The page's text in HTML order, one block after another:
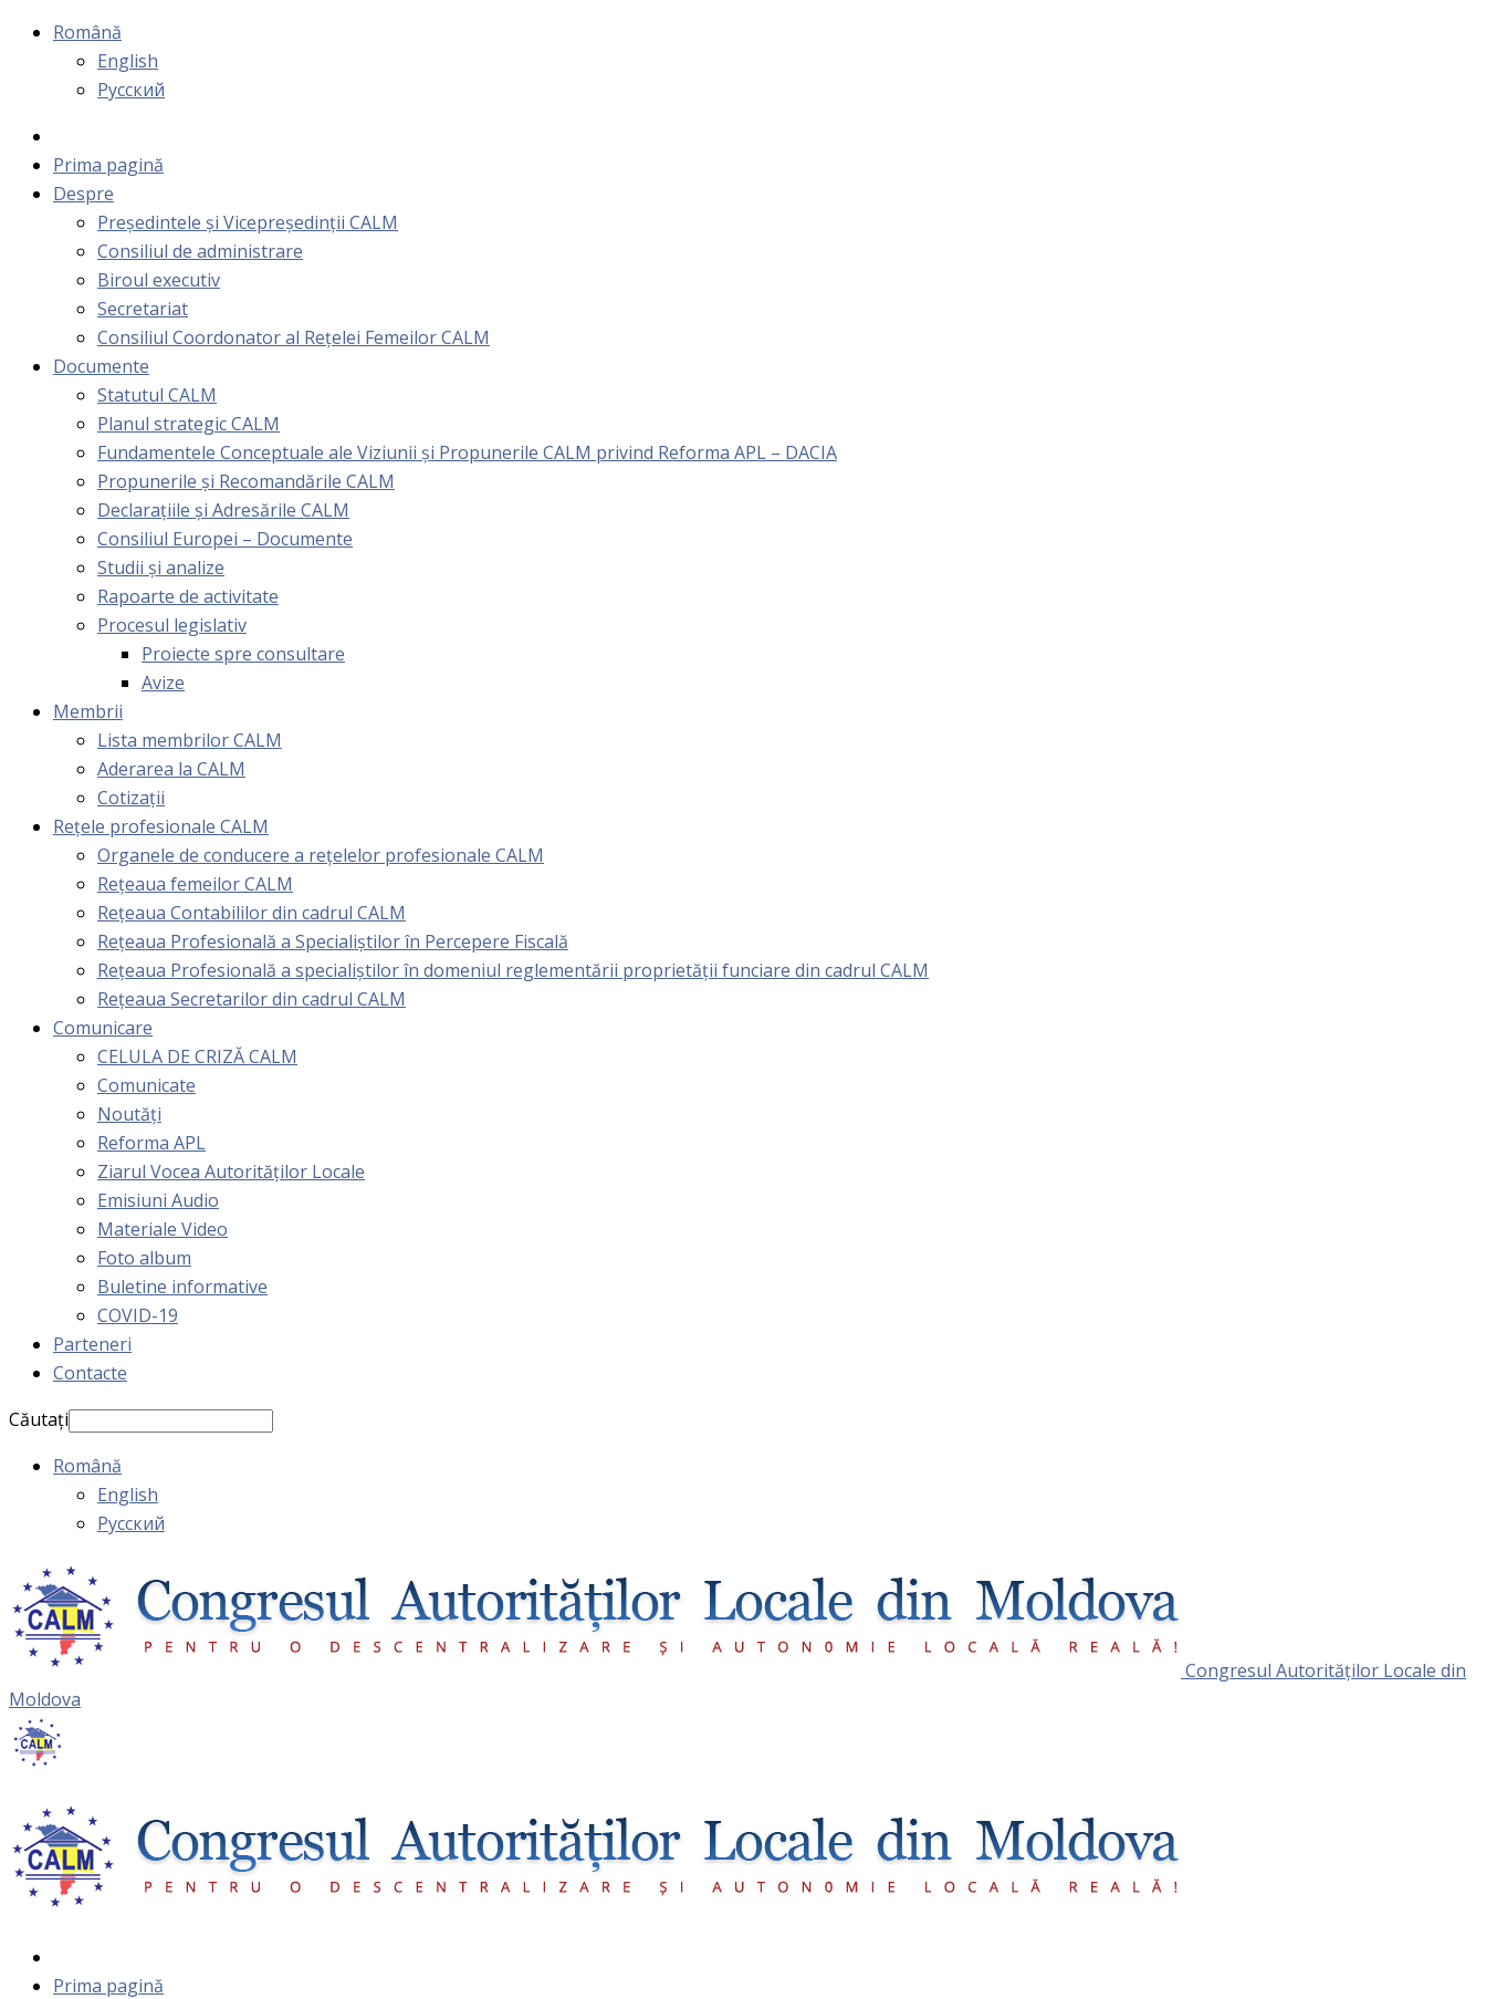
Română
English
Русский
Prima pagină
Despre
Președintele și Vicepreședinții CALM
Consiliul de administrare
Biroul executiv
Secretariat
Consiliul Coordonator al Rețelei Femeilor CALM
Documente
Statutul CALM
Planul strategic CALM
Fundamentele Conceptuale ale Viziunii și Propunerile CALM privind Reforma APL – DACIA
Propunerile și Recomandările CALM
Declarațiile și Adresările CALM
Consiliul Europei – Documente
Studii și analize
Rapoarte de activitate
Procesul legislativ
Proiecte spre consultare
Avize
Membrii
Lista membrilor CALM
Aderarea la CALM
Cotizaţii
Rețele profesionale CALM
Organele de conducere a rețelelor profesionale CALM
Rețeaua femeilor CALM
Rețeaua Contabililor din cadrul CALM
Rețeaua Profesională a Specialiștilor în Percepere Fiscală
Reţeaua Profesională a specialiştilor în domeniul reglementării proprietăţii funciare din cadrul CALM
Rețeaua Secretarilor din cadrul CALM
Comunicare
CELULA DE CRIZĂ CALM
Comunicate
Noutăți
Reforma APL
Ziarul Vocea Autorităților Locale
Emisiuni Audio
Materiale Video
Foto album
Buletine informative
COVID-19
Parteneri
Contacte
Căutați
Română
English
Русский
Congresul Autorităţilor Locale din
Moldova
Prima pagină